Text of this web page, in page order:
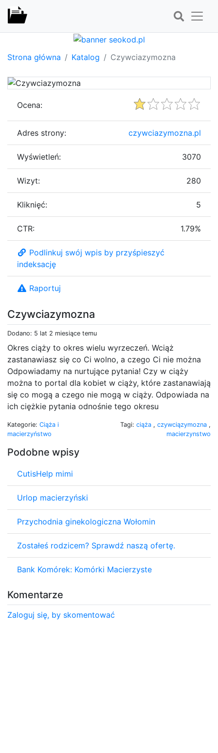
Strona główna Katalog Czywciazymozna
Czywciazymozna
Dodano: 5 lat 2 miesiące temu
Okres ciąży to okres wielu wyrzeczeń. Wciąż
zastanawiasz się co Ci wolno, a czego Ci nie można
Odpowiadamy na nurtujące pytania! Czy w ciąży
można to portal dla kobiet w ciąży, które zastanawiają
się co mogą a czego nie mogą w ciąży. Odpowiada na
ich ciężkie pytania odnośnie tego okresu
Kategorie: Ciąża i
macierzyństwo
Tagi: ciąża , czywciązymozna ,
macierzynstwo
Podobne wpisy
CutisHelp mimi
Urlop macierzyński
Przychodnia ginekologiczna Wołomin
Zostałeś rodzicem? Sprawdź naszą ofertę.
Bank Komórek: Komórki Macierzyste
Komentarze
Zaloguj się, by skomentować
Ocena:
Adres strony: czywciazymozna.pl
Wyświetleń: 3070
Wizyt: 280
Kliknięć: 5
CTR: 1.79%
Podlinkuj swój wpis by przyśpieszyć
indeksację
Raportuj